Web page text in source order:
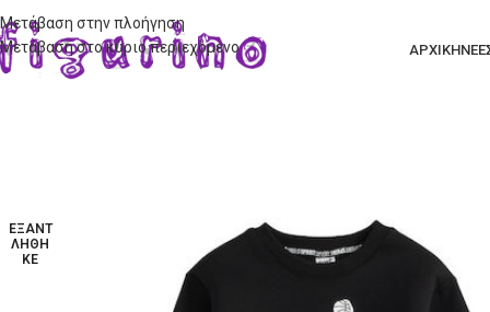
Μετάβαση στην πλοήγηση
Μετάβαση στο κύριο περιεχόμενο
ΑΡΧΙΚΗ
ΕΞΑΝΤ
ΛΉΘΗ
ΚΕ